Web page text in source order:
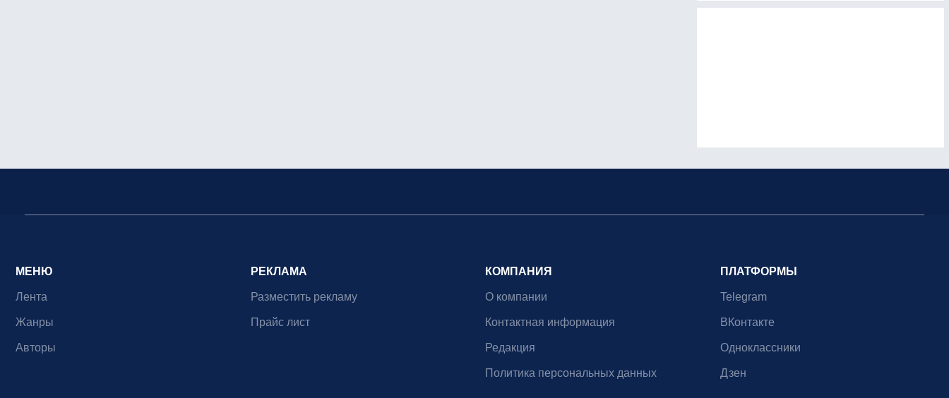
МЕНЮ
Лента
Жанры
Авторы
РЕКЛАМА
Разместить рекламу
Прайс лист
КОМПАНИЯ
О компании
Контактная информация
Редакция
Политика персональных данных
ПЛАТФОРМЫ
Telegram
ВКонтакте
Одноклассники
Дзен